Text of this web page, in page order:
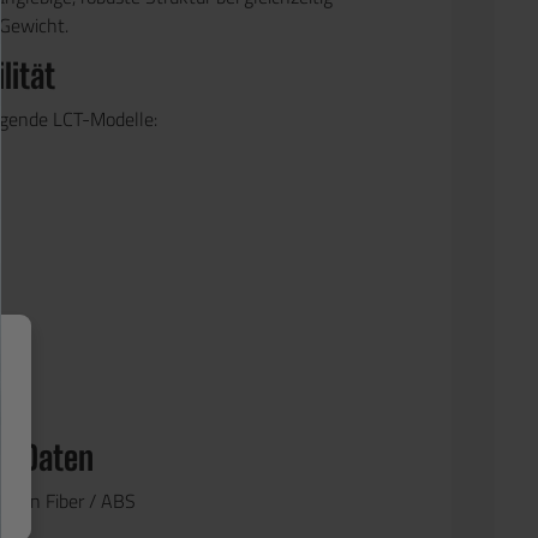
LCT-Modelle:
Daten
Nylon Fiber / ABS